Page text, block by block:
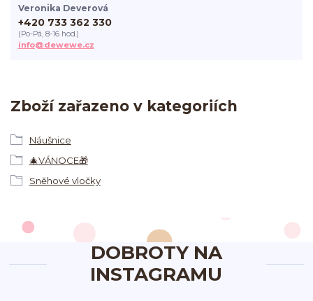
Zboží zařazeno v kategoriích
Náušnice
🎄VÁNOCE🎁
Sněhové vločky
Veronika Deverová
+420 733 362 330
(Po-Pá, 8-16 hod.)
info@dewewe.cz
DOBROTY NA
INSTAGRAMU